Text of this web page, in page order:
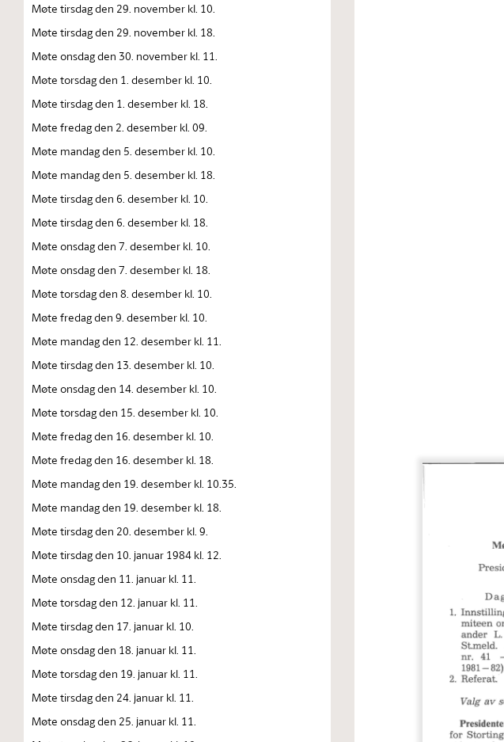
Møte tirsdag den 29. november kl. 10.
Møte tirsdag den 29. november kl. 18.
Møte onsdag den 30. november kl. 11.
Møte torsdag den 1. desember kl. 10.
Møte tirsdag den 1. desember kl. 18.
Møte fredag den 2. desember kl. 09.
Møte mandag den 5. desember kl. 10.
Møte mandag den 5. desember kl. 18.
Møte tirsdag den 6. desember kl. 10.
Møte tirsdag den 6. desember kl. 18.
Møte onsdag den 7. desember kl. 10.
Møte onsdag den 7. desember kl. 18.
Møte torsdag den 8. desember kl. 10.
Møte fredag den 9. desember kl. 10.
Møte mandag den 12. desember kl. 11.
Møte tirsdag den 13. desember kl. 10.
Møte onsdag den 14. desember kl. 10.
Møte torsdag den 15. desember kl. 10.
Møte fredag den 16. desember kl. 10.
Møte fredag den 16. desember kl. 18.
Møte mandag den 19. desember kl. 10.35.
Møte mandag den 19. desember kl. 18.
Møte tirsdag den 20. desember kl. 9.
Møte tirsdag den 10. januar 1984 kl. 12.
Møte onsdag den 11. januar kl. 11.
Møte torsdag den 12. januar kl. 11.
Møte tirsdag den 17. januar kl. 10.
Møte onsdag den 18. januar kl. 11.
Møte torsdag den 19. januar kl. 11.
Møte tirsdag den 24. januar kl. 11.
Møte onsdag den 25. januar kl. 11.